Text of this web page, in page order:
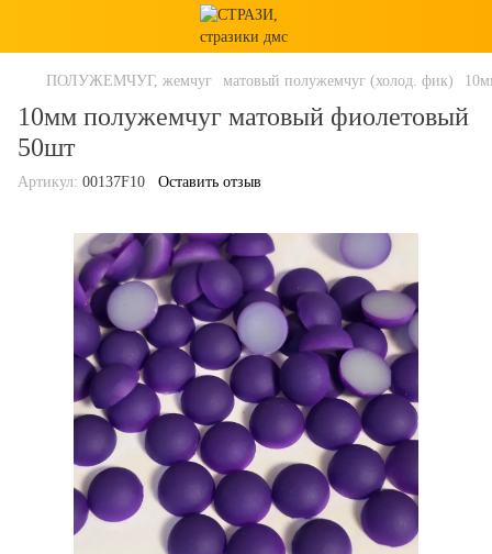
ПОЛУЖЕМЧУГ, жемчуг матовый полужемчуг (холод. фик)
10мм полужемчуг матовый фиолетовый
50шт
Артикул: 00137F10 Оставить отзыв